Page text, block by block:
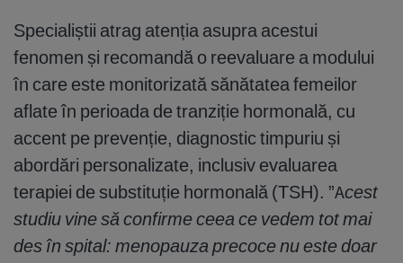
Specialiștii atrag atenția asupra acestui
fenomen și recomandă o reevaluare a modului
în care este monitorizată sănătatea femeilor
aflate în perioada de tranziție hormonală, cu
accent pe prevenție, diagnostic timpuriu și
abordări personalizate, inclusiv evaluarea
terapiei de substituție hormonală (TSH). ”Acest
studiu vine să confirme ceea ce vedem tot mai
des în spital: menopauza precoce nu este doar